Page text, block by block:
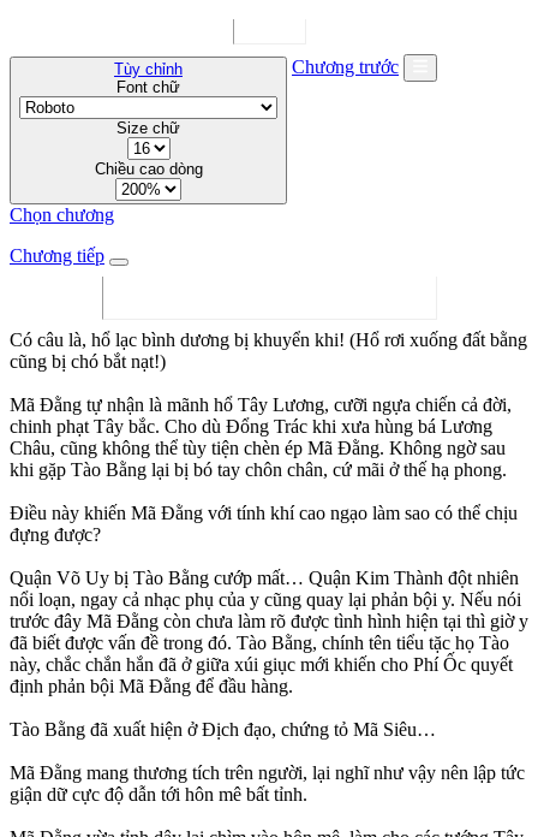
Tùy chỉnh
Font chữ
Size chữ
Chiều cao dòng
Chương trước
Chọn chương
Chương tiếp
Có câu là, hổ lạc bình dương bị khuyển khi! (Hổ rơi xuống đất bằng
cũng bị chó bắt nạt!)
Mã Đằng tự nhận là mãnh hổ Tây Lương, cưỡi ngựa chiến cả đời,
chinh phạt Tây bắc. Cho dù Đổng Trác khi xưa hùng bá Lương
Châu, cũng không thể tùy tiện chèn ép Mã Đằng. Không ngờ sau
khi gặp Tào Bằng lại bị bó tay chôn chân, cứ mãi ở thế hạ phong.
Điều này khiến Mã Đằng với tính khí cao ngạo làm sao có thể chịu
đựng được?
Quận Võ Uy bị Tào Bằng cướp mất… Quận Kim Thành đột nhiên
nổi loạn, ngay cả nhạc phụ của y cũng quay lại phản bội y. Nếu nói
trước đây Mã Đằng còn chưa làm rõ được tình hình hiện tại thì giờ y
đã biết được vấn đề trong đó. Tào Bằng, chính tên tiểu tặc họ Tào
này, chắc chắn hắn đã ở giữa xúi giục mới khiến cho Phí Ốc quyết
định phản bội Mã Đằng để đầu hàng.
Tào Bằng đã xuất hiện ở Địch đạo, chứng tỏ Mã Siêu…
Mã Đằng mang thương tích trên người, lại nghĩ như vậy nên lập tức
giận dữ cực độ dẫn tới hôn mê bất tỉnh.